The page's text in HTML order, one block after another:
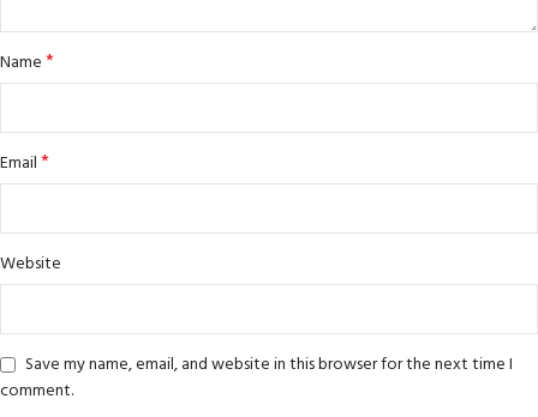
Name*
Email*
Website
Save my name, email, and website in this browser for the next time I
comment.